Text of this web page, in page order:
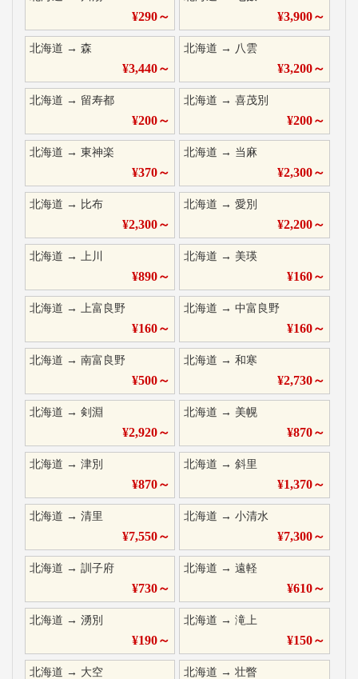
¥290～ ¥3,900～
北海道 → 森
¥3,440～
北海道 → 八雲
¥3,200～
北海道 → 留寿都
¥200～
北海道 →喜茂別
¥200～
北海道 → 東神楽
¥370～
北海道 → 当麻
¥2,300～
北海道 → 比布
¥2,300～
北海道 →愛別
¥2,200～
北海道 → 上川
¥890～
北海道 → 美瑛
¥160～
北海道 → 上富良野
¥160～
北海道 →中富良野
¥160～
北海道 → 南富良野
¥500～
北海道 →和寒
¥2,730～
北海道 → 剣淵
¥2,920～
北海道 → 美幌
¥870～
北海道 → 津別
¥870～
北海道 →斜里
¥1,370～
北海道 → 清里
¥7,550～
北海道 →小清水
¥7,300～
北海道 → 訓子府
¥730～
北海道 →遠軽
¥610～
北海道 → 湧別
¥190～
北海道 →滝上
¥150～
北海道 → 大空 北海道 →壮瞥